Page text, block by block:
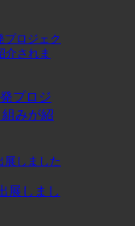
プロジ
みが紹
展しまし